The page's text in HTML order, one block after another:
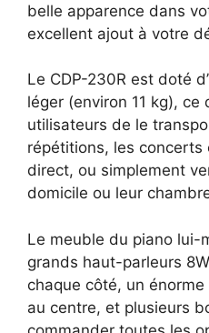
belle apparence dans
excellent ajout à votre
Le CDP-230R est doté
léger (environ 11 kg), ce
utilisateurs de le
répétitions, les concerts
direct, ou simplement
domicile ou leur
Le meuble du piano lui-
grands haut-parleurs
chaque côté, un
au centre, et plusieurs